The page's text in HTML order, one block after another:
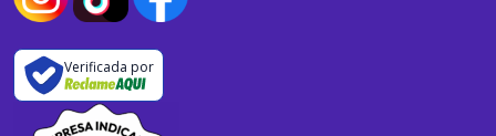
Verificada por